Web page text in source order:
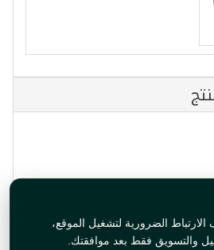
الضرورية لتشغيل الموقع،
والتسويق فقط بعد موافقتك.